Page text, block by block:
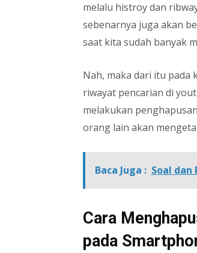
melalu histroy dan
sebenarnya juga akan
saat kita sudah banyak
Nah, maka dari itu pada
riwayat pencarian di
melakukan
orang lain akan
Baca Juga : Soal dan
Cara
pada